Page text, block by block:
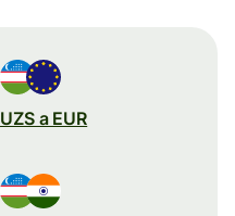
UZS a EUR